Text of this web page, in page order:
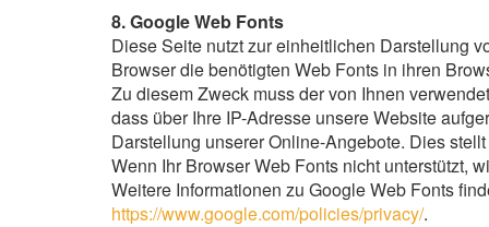
8. Google Web Fonts
Diese Seite nutzt zur einheitlichen Darstellung
Browser die benötigten Web Fonts in ihren
Zu diesem Zweck muss der von Ihnen
dass über Ihre IP-Adresse unsere Website
Darstellung unserer Online-Angebote. Dies
Wenn Ihr Browser Web Fonts nicht unterstützt,
Weitere Informationen zu Google Web Fonts
https://www.google.com/policies/privacy/.